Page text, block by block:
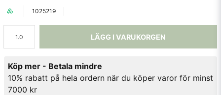
1025219
LÄGG I VARUKORGEN
Köp mer - Betala mindre
10% rabatt på hela ordern när du köper varor för minst
7000 kr